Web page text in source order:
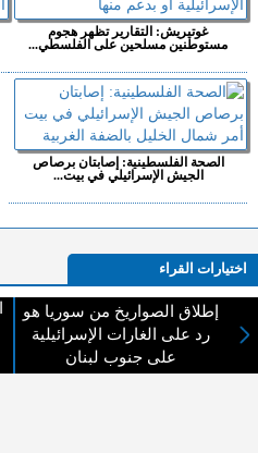
غوتيريش: التقارير تظهر هجوم
مستوطنين مسلحين على الفلسطي...
الصحة الفلسطينية: إصابتان برصاص
الجيش الإسرائيلي في بيت...
اختيارات القراء
لا يوجد مقالات
إطلاق الصواريخ من سوريا هو
رد على الغارات الإسرائيلية
على جنوب لبنان